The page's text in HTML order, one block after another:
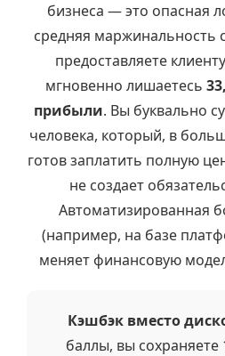
бизнеса — это опасная
средняя маржинальность
предоставляете
мгновенно лишаетесь
прибыли. Вы буквально
человека, который, в
готов заплатить полную
не создает
Автоматизированная
(например, на базе
меняет финансовую
Кэшбэк вместо
баллы, вы сохраняете